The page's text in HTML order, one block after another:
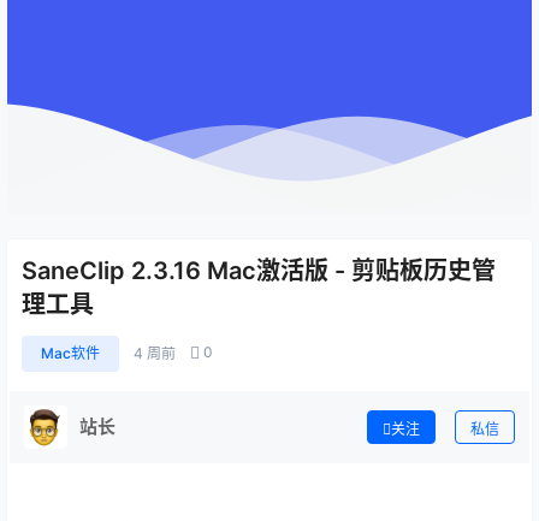
SaneClip 2.3.16 Mac激活版 - 剪贴板历史管
理工具
Mac软件 4 周前 0
站长 关注 私信